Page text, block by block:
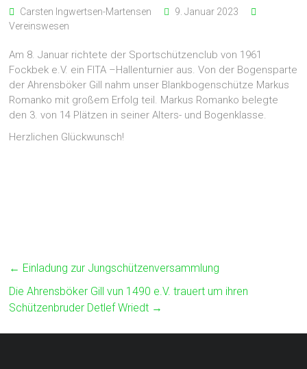
Carsten Ingwertsen-Martensen
9. Januar 2023
Vereinswesen
Am 8. Januar richtete der Sportschützenclub von 1961
Fockbek e.V. ein FITA –Hallenturnier aus. Von der Bogensparte
der Ahrensböker Gill nahm unser Blankbogenschütze Markus
Romanko mit großem Erfolg teil. Markus Romanko belegte
den 3. von 14 Plätzen in seiner Alters- und Bogenklasse.
Herzlichen Glückwunsch!
← Einladung zur Jungschützenversammlung
Die Ahrensböker Gill vun 1490 e.V. trauert um ihren
Schützenbruder Detlef Wriedt →